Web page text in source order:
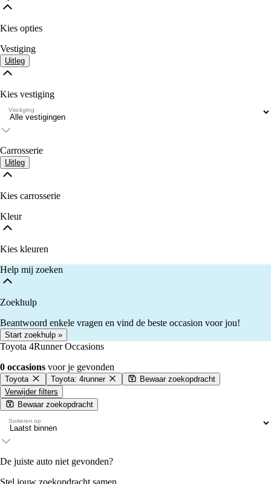
Kies opties
Vestiging
Uitleg
Kies vestiging
Vestiging
Carrosserie
Uitleg
Kies carrosserie
Kleur
Kies kleuren
Help mij zoeken
Zoekhulp
Beantwoord enkele vragen en vind de beste occasion voor jou!
Start zoekhulp »
Toyota 4Runner Occasions
0 occasions voor je gevonden
Toyota Toyota: 4runner
Bewaar zoekopdracht
Verwijder filters
Bewaar zoekopdracht
Sorteren op
De juiste auto niet gevonden?
Stel jouw zoekopdracht samen